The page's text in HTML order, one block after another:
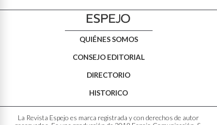
QUIÉNES SOMOS
CONSEJO EDITORIAL
DIRECTORIO
HISTORICO
La Revista Espejo es marca registrada y con derechos de autor